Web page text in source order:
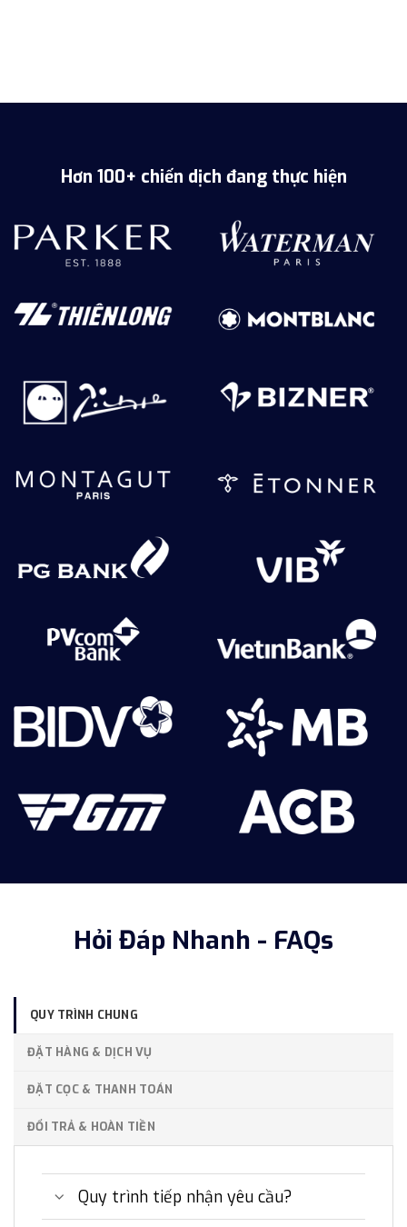
Hơn 100+ chiến dịch đang thực hiện
Hỏi Đáp Nhanh - FAQs
QUY TRÌNH CHUNG
ĐẶT HÀNG & DỊCH VỤ
ĐẶT CỌC & THANH TOÁN
ĐỔI TRẢ & HOÀN TIỀN
Quy trình tiếp nhận yêu cầu?